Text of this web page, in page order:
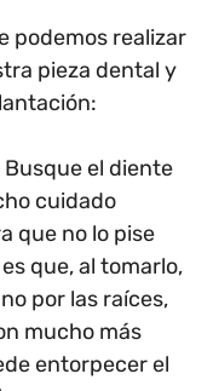
podemos realizar
pieza dental y
Busque el diente
cuidado
que no lo pise
que, al tomarlo,
por las raíces,
mucho más
entorpecer el